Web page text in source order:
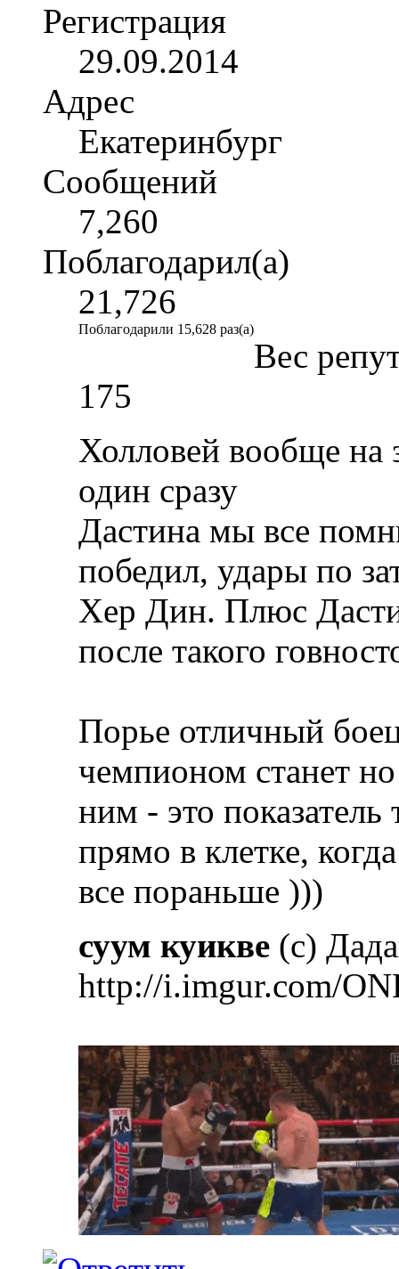
Регистрация
29.09.2014
Адрес
Екатеринбург
Сообщений
7,260
Поблагодарил(а)
21,726
Поблагодарили 15,628 раз(а)
Вес
175
Холловей вообще на
один сразу
Дастина мы все
победил, удары по
Хер Дин. Плюс
после такого
Порье отличный
чемпионом станет
ним - это показатель
прямо в клетке,
все пораньше )))
суум куикве (с)
http://i.imgur.com/